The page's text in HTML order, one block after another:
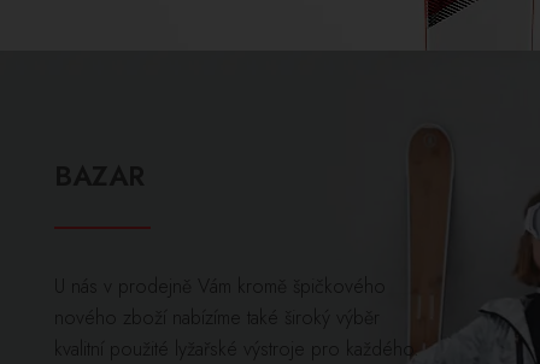
U nás v prodejně Vám kromě špičkového
nového zboží nabízíme také široký výběr
kvalitní použité lyžařské výstroje pro každého.